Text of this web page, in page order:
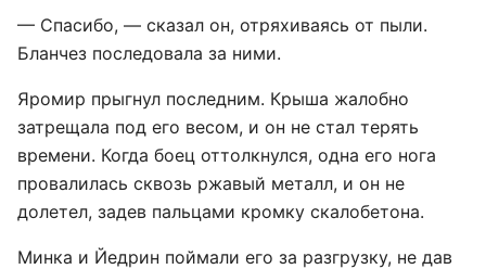
— Спасибо, — сказал он, отряхиваясь от пыли.
Бланчез последовала за ними.
Яромир прыгнул последним. Крыша жалобно
затрещала под его весом, и он не стал терять
времени. Когда боец оттолкнулся, одна его нога
провалилась сквозь ржавый металл, и он не
долетел, задев пальцами кромку скалобетона.
Минка и Йедрин поймали его за разгрузку, не дав